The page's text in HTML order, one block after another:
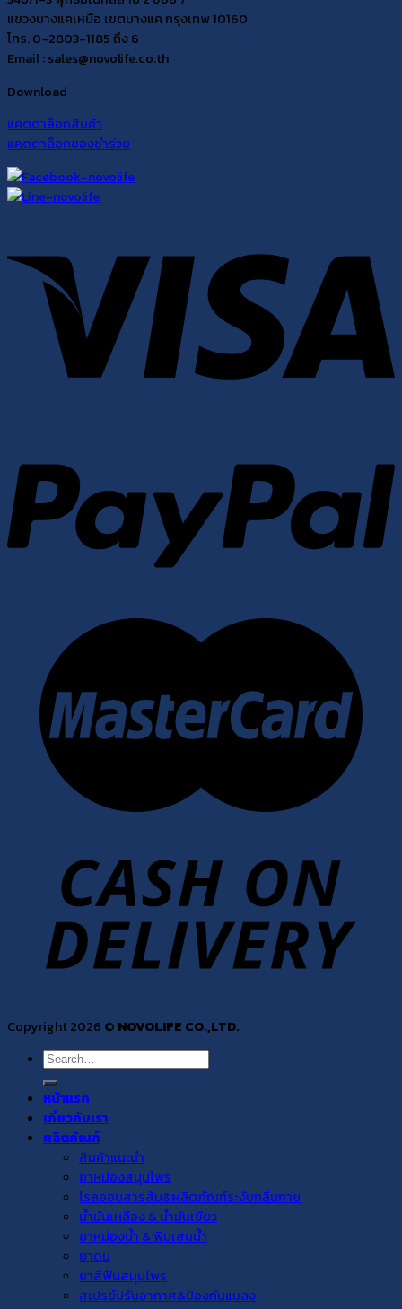
แขวงบางแคเหนือ เขตบางแค กรุงเทพ 10160
โทร. 0-2803-1185 ถึง 6
Email : sales@novolife.co.th
Download
แคตตาล็อกสินค้า
แคตตาล็อกของชำร่วย
Copyright 2026 © NOVOLIFE CO.,LTD.
Search
for:
หน้าแรก
เกี่ยวกับเรา
ผลิตภัณฑ์
สินค้าแนะนำ
ยาหม่องสมุนไพร
โรลออนสารส้ม&ผลิตภัณฑ์ระงับกลิ่นกาย
น้ำมันเหลือง & น้ำมันเขียว
ยาหม่องน้ำ & พิมเสนน้ำ
ยาดม
ยาสีฟันสมุนไพร
สเปรย์ปรับอากาศ&ป้องกันแมลง